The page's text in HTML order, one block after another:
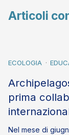
Articoli
ECOLOGIA
prima
Nel mese di